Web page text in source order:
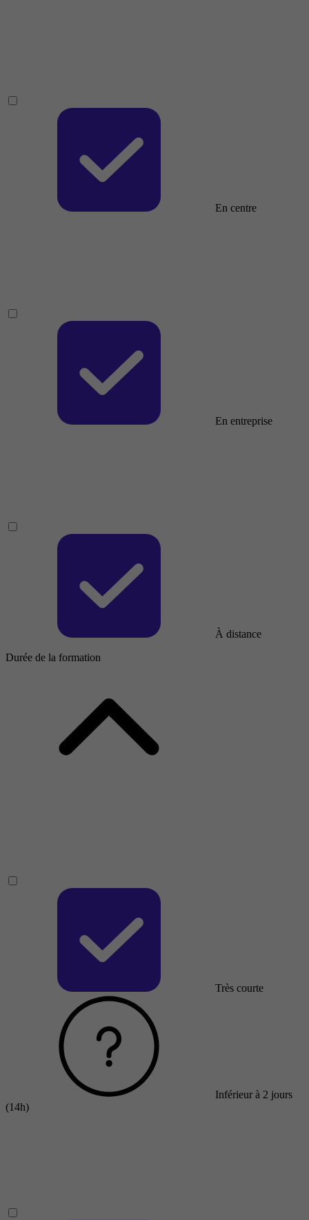
En centre
En entreprise
À distance
Durée de la formation
Très courte
Inférieur à 2 jours
(14h)